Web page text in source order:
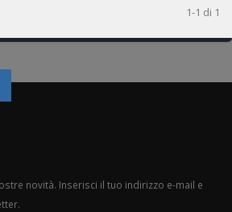
1-1 di 1
novità. Inserisci il tuo indirizzo e-mail e